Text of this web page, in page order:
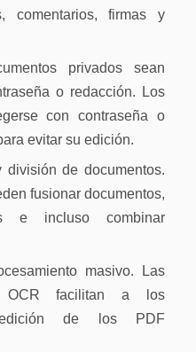
comentarios, firmas y
privados sean
o redacción. Los
con contraseña o
evitar su edición.
división de documentos.
fusionar documentos,
e incluso combinar
masivo. Las
OCR facilitan a los
de los PDF